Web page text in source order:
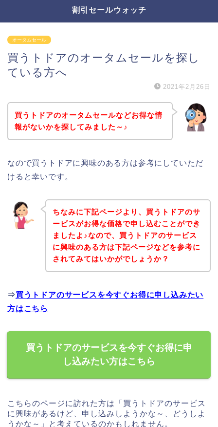
割引セールウォッチ
オータムセール
買うトドアのオータムセールを探し
ている方へ
2021年2月26日
買うトドアのオータムセールなどお得な情
報がないかを探してみました～♪
なので買うトドアに興味のある方は参考にしていただ
けると幸いです。
ちなみに下記ページより、買うトドアのサ
ービスがお得な価格で申し込むことができ
ましたよ♪なので、買うトドアのサービス
に興味のある方は下記ページなどを参考に
されてみてはいかがでしょうか？
⇒買うトドアのサービスを今すぐお得に申し込みたい
方はこちら
買うトドアのサービスを今すぐお得に申
し込みたい方はこちら
こちらのページに訪れた方は「買うトドアのサービス
に興味があるけど、申し込みしようかな～、どうしよ
うかな～」と考えているのかもしれません。